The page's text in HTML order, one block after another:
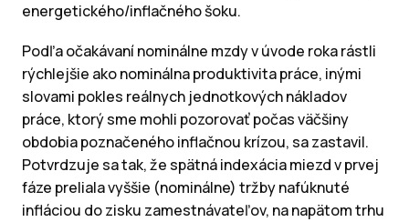
energetického/inflačného šoku.
Podľa očakávaní nominálne mzdy v úvode roka rástli
rýchlejšie ako nominálna produktivita práce, inými
slovami pokles reálnych jednotkových nákladov
práce, ktorý sme mohli pozorovať počas väčšiny
obdobia poznačeného inflačnou krízou, sa zastavil.
Potvrdzuje sa tak, že spätná indexácia miezd v prvej
fáze preliala vyššie (nominálne) tržby nafúknuté
infláciou do zisku zamestnávateľov, na napätom trhu